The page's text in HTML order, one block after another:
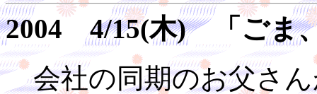
2004 4/15(木) 「ごま
会社の同期のお父さん